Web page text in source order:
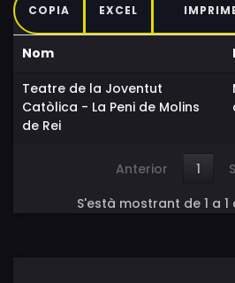
COPIA EXCEL
Nom
Teatre de la Joventut
Catòlica - La Peni de Molins
de Rei
Anterior 1
S'està mostrant de 1 a 1